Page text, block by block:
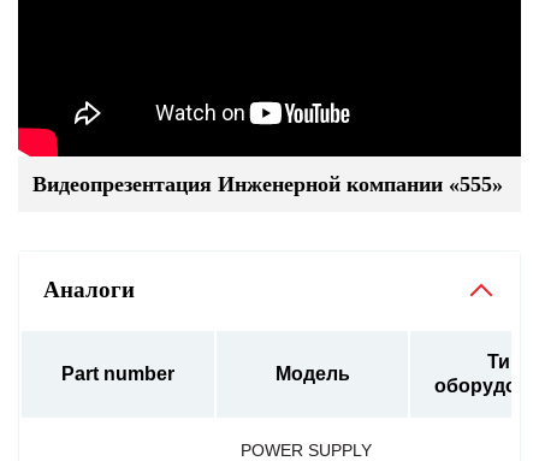
Видеопрезентация Инженерной компании «555»
Аналоги
Part number Модель
Тип
POWER SUPPLY